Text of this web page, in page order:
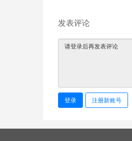
发表评论
登录 注册新账号